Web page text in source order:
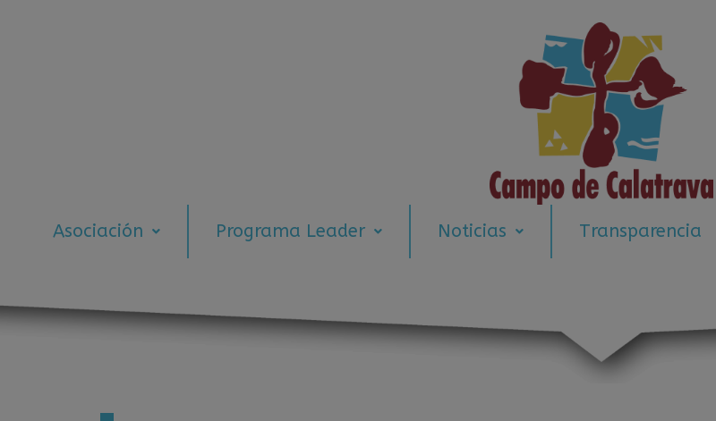
Asociación Programa Leader Noticias Transparencia